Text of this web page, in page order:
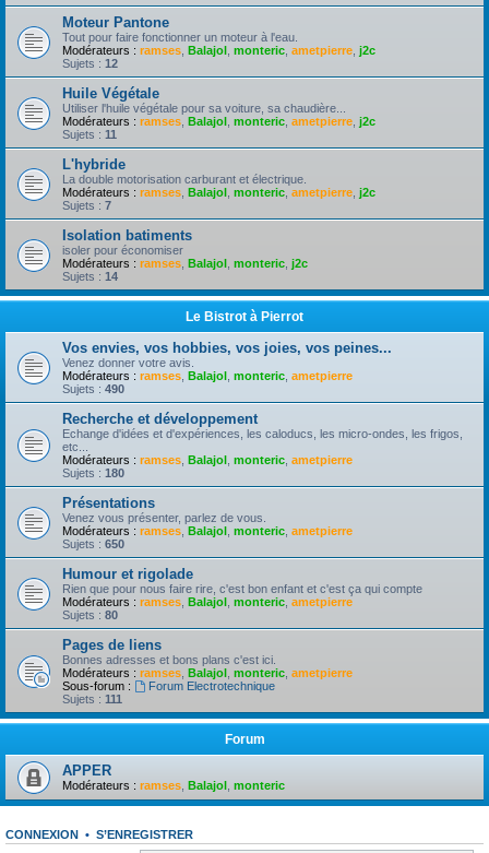
Moteur Pantone
Tout pour faire fonctionner un moteur à l'eau.
Modérateurs : ramses Balajol monteric ametpierre j2c
Sujets : 12
Huile Végétale
Utiliser l'huile végétale pour sa voiture, sa chaudière...
Modérateurs : ramses Balajol monteric ametpierre j2c
Sujets : 11
L'hybride
La double motorisation carburant et électrique.
Modérateurs : ramses Balajol monteric ametpierre j2c
Sujets : 7
Isolation batiments
isoler pour économiser
Modérateurs : ramses Balajol monteric j2c
Sujets : 14
Le Bistrot à Pierrot
Vos envies, vos hobbies, vos joies, vos peines...
Venez donner votre avis.
Modérateurs : ramses Balajol monteric ametpierre
Sujets : 490
Recherche et développement
Echange d'idées et d'expériences, les caloducs, les micro-ondes, les frigos,
etc...
Modérateurs : ramses Balajol monteric ametpierre
Sujets : 180
Présentations
Venez vous présenter, parlez de vous.
Modérateurs : ramses Balajol monteric ametpierre
Sujets : 650
Humour et rigolade
Rien que pour nous faire rire, c'est bon enfant et c'est ça qui compte
Modérateurs : ramses Balajol monteric ametpierre
Sujets : 80
Pages de liens
Bonnes adresses et bons plans c'est ici.
Modérateurs : ramses Balajol monteric ametpierre
Sous-forum :
Forum Electrotechnique
Sujets : 111
Forum
APPER
Modérateurs : ramses Balajol monteric
CONNEXION • S’ENREGISTRER